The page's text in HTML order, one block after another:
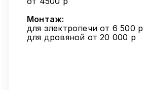
Монтаж:
для электропечи от 6 500 р
для дровяной от 20 000 р